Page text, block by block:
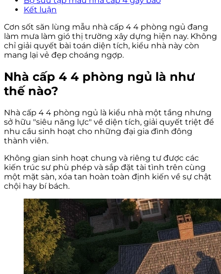
Kết luận
Cơn sốt săn lùng mẫu nhà cấp 4 4 phòng ngủ đang
làm mưa làm gió thị trường xây dựng hiện nay. Không
chỉ giải quyết bài toán diện tích, kiểu nhà này còn
mang lại vẻ đẹp choáng ngợp.
Nhà cấp 4 4 phòng ngủ là như
thế nào?
Nhà cấp 4 4 phòng ngủ là kiểu nhà một tầng nhưng
sở hữu "siêu năng lực" về diện tích, giải quyết triệt để
nhu cầu sinh hoạt cho những đại gia đình đông
thành viên.
Không gian sinh hoạt chung và riêng tư được các
kiến trúc sư phù phép và sắp đặt tài tình trên cùng
một mặt sàn, xóa tan hoàn toàn định kiến về sự chật
chội hay bí bách.